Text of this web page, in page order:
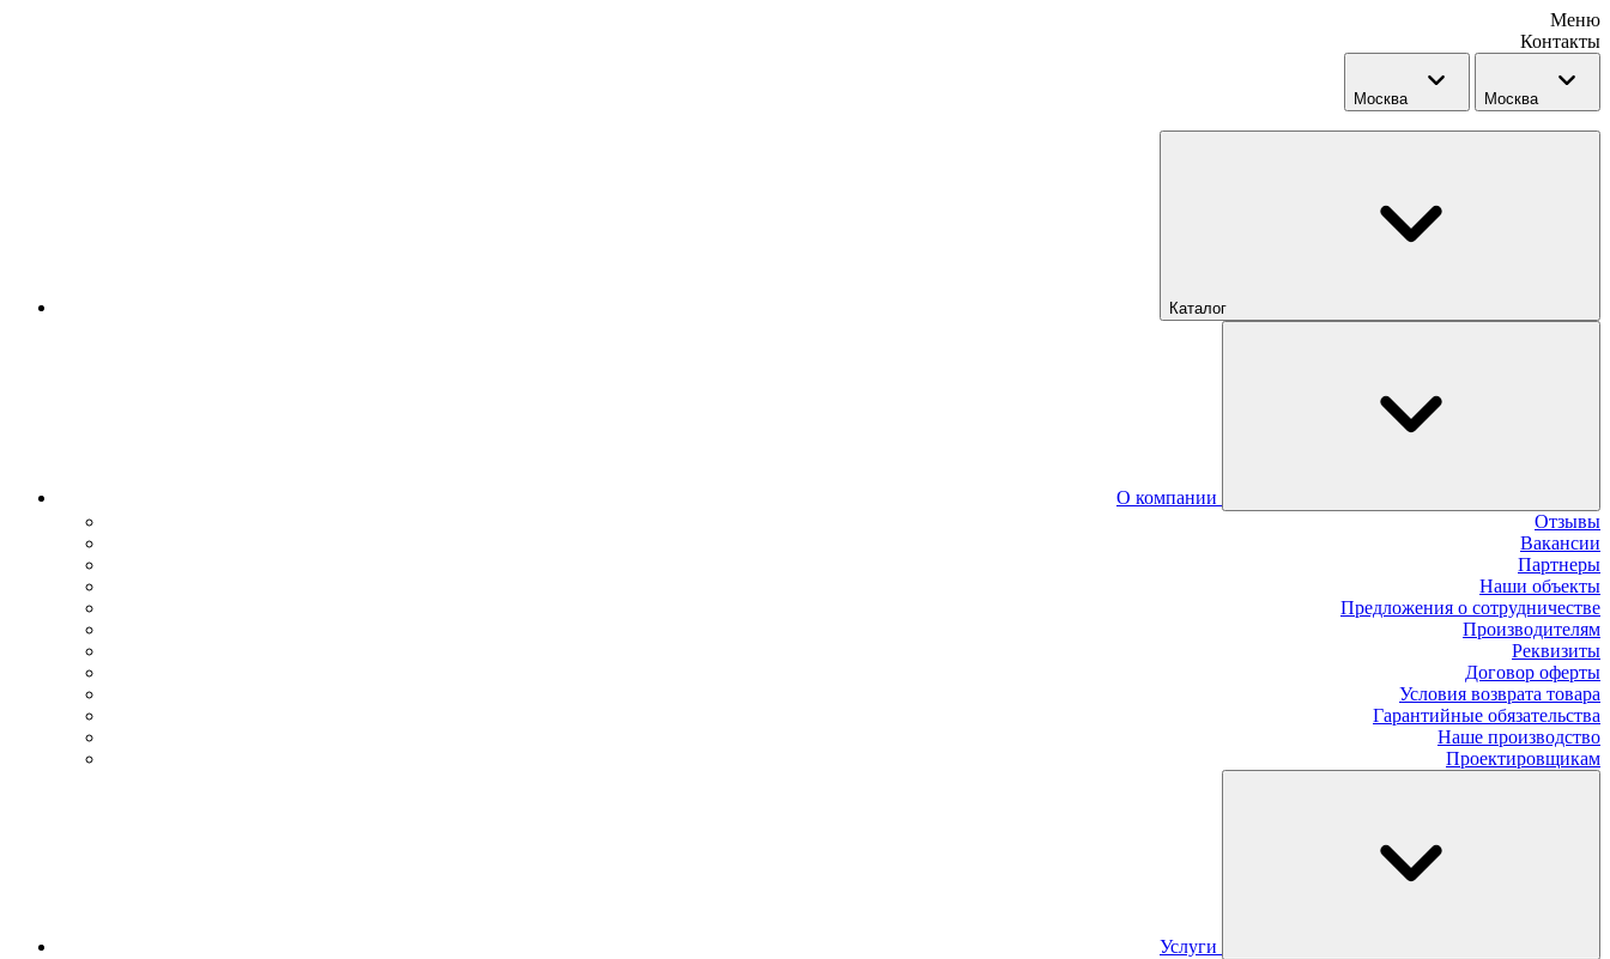
Меню
Контакты
Москва Москва
Каталог
О компании
Отзывы
Вакансии
Партнеры
Наши объекты
Предложения о сотрудничестве
Производителям
Реквизиты
Договор оферты
Условия возврата товара
Гарантийные обязательства
Наше производство
Проектировщикам
Услуги